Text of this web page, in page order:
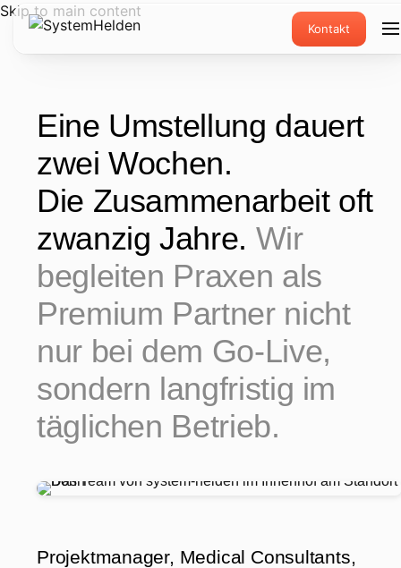
Skip to main content
Kontakt
Eine Umstellung dauert
zwei Wochen.
Die Zusammenarbeit oft
zwanzig Jahre. Wir
begleiten Praxen als
Premium Partner nicht
nur bei dem Go-Live,
sondern langfristig im
täglichen Betrieb.
Projektmanager, Medical Consultants,